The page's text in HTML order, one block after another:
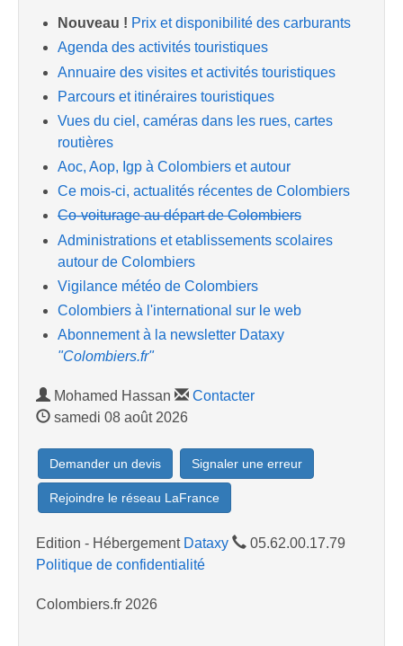
Nouveau ! Prix et disponibilité des carburants
Agenda des activités touristiques
Annuaire des visites et activités touristiques
Parcours et itinéraires touristiques
Vues du ciel, caméras dans les rues, cartes
routières
Aoc, Aop, Igp à Colombiers et autour
Ce mois-ci, actualités récentes de Colombiers
Co-voiturage au départ de Colombiers
Administrations et etablissements scolaires
autour de Colombiers
Vigilance météo de Colombiers
Colombiers à l'international sur le web
Abonnement à la newsletter Dataxy
"Colombiers.fr"
Mohamed Hassan
Contacter
samedi 08 août 2026
Demander un devis Signaler une erreur
Rejoindre le réseau LaFrance
Edition - Hébergement Dataxy
05.62.00.17.79
Politique de confidentialité
Colombiers.fr 2026